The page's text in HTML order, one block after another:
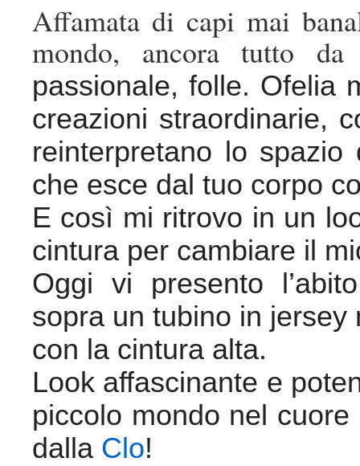
Affamata di capi mai
mondo, ancora tutto
passionale, folle. Ofelia
creazioni straordinarie,
reinterpretano lo
che esce dal tuo corpo
E così mi ritrovo in un
cintura per cambiare il
Oggi vi presento
sopra un tubino in
con la cintura alta.
Look affascinante e
piccolo mondo nel
dalla Clo!